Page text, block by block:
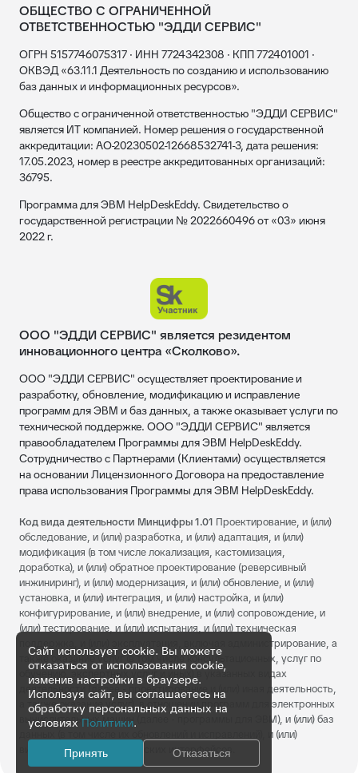
ОБЩЕСТВО С ОГРАНИЧЕННОЙ
ОТВЕТСТВЕННОСТЬЮ "ЭДДИ СЕРВИС"
ОГРН 5157746075317 · ИНН 7724342308 · КПП 772401001 ·
ОКВЭД «63.11.1 Деятельность по созданию и использованию
баз данных и информационных ресурсов».
Общество с ограниченной ответственностью "ЭДДИ СЕРВИС"
является ИТ компанией. Номер решения о государственной
аккредитации: АО-20230502-12668532741-3, дата решения:
17.05.2023, номер в реестре аккредитованных организаций:
36795.
Программа для ЭВМ HelpDeskEddy. Свидетельство о
государственной регистрации № 2022660496 от «03» июня
2022 г.
ООО "ЭДДИ СЕРВИС" является резидентом
инновационного центра «Сколково».
ООО "ЭДДИ СЕРВИС" осуществляет проектирование и
разработку, обновление, модификацию и исправление
программ для ЭВМ и баз данных, а также оказывает услуги по
технической поддержке. ООО "ЭДДИ СЕРВИС" является
правообладателем Программы для ЭВМ HelpDeskEddy.
Сотрудничество с Партнерами (Клиентами) осуществляется
на основании Лицензионного Договора на предоставление
права использования Программы для ЭВМ HelpDeskEddy.
Код вида деятельности Минцифры 1.01 Проектирование, и (или)
обследование, и (или) разработка, и (или) адаптация, и (или)
модификация (в том числе локализация, кастомизация,
доработка), и (или) обратное проектирование (реверсивный
инжиниринг), и (или) модернизация, и (или) обновление, и (или)
установка, и (или) интеграция, и (или) настройка, и (или)
конфигурирование, и (или) внедрение, и (или) сопровождение, и
(или) тестирование, и (или) испытания, и (или) техническая
поддержка, и (или) эксплуатация, включая администрирование, а
также оказание услуг (в том числе консультационных, услуг по
обучению, экспертных услуг и иных) в указанных видах
деятельности (далее - проектирование и (или) иная деятельность,
а также оказание услуг), в отношении программ для электронных
вычислительных машин (далее - программы для ЭВМ), и (или) баз
данных (в том числе их обновлений и исправлений), и (или)
визуальных пользовательских интерфейсов.
Сайт использует cookie. Вы можете
отказаться от использования cookie,
изменив настройки в браузере.
Используя сайт, вы соглашаетесь на
обработку персональных данных на
условиях Политики.
Принять Отказаться